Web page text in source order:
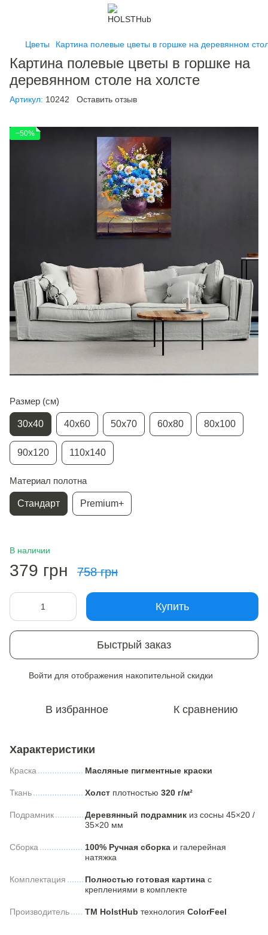
Цветы Картина полевые цветы в горшке на деревянном
Картина полевые цветы в горшке на
деревянном столе на холсте
Артикул: 10242 Оставить отзыв
−50%
Размер (см)
30х40 40х60 50х70 60х80 80х100
90х120 110х140
Материал полотна
Стандарт Premium+
В наличии
379 грн 758 грн
Купить
Быстрый заказ
Войти для отображения накопительной скидки
В избранное К сравнению
Характеристики
Краска Масляные пигментные краски
Ткань Холст плотностью 320 г/м²
Подрамник Деревянный подрамник из сосны 45×20 /
35×20 мм
Сборка 100% Ручная сборка и галерейная
натяжка
Комплектация Полностью готовая картина с
креплениями в комплекте
Производитель ТМ HolstHub технология ColorFeel